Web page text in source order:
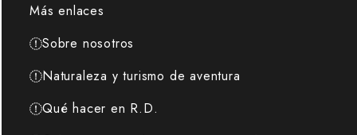
Más enlaces
Sobre nosotros
Naturaleza y turismo de aventura
Qué hacer en R.D.